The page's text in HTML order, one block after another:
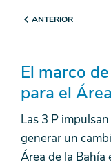
ANTERIOR
El marco
para el
Las 3 P
generar un
Área de la Bahía